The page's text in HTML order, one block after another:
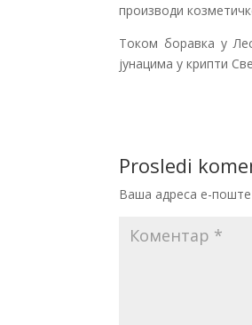
производи
Током боравка у
јунацима у крипти
Prosledi
Ваша адреса е-